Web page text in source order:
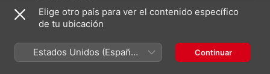
1 de enero de 1976
3 piezas, 19 minutos
℗ 1975 Decca Music Group Limited
Elige otro país para ver el contenido específico
de tu ubicación
Estados Unidos (Español
México)
Continuar